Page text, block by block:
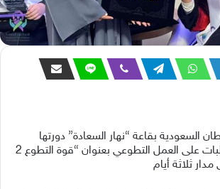
السعودية بقاعة “نهار السعادة” دورتها
التدريبية لتأهيل الطالبات على العمل التطوعي بعنوان “قوة التطوع 2
ثلاثة أيام